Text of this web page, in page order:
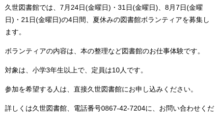
久世図書館では、7月24日(金曜日)・31日(金曜日)、8月7日(金曜
日)・21日(金曜日)の4日間、夏休みの図書館ボランティアを募集し
ます。
ボランティアの内容は、本の整理など図書館のお仕事体験です。
対象は、小学3年生以上で、定員は10人です。
参加を希望する人は、直接久世図書館にお申し込みください。
詳しくは久世図書館、電話番号0867-42-7204に、お問い合わせくだ